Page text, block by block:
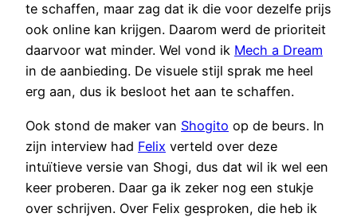
te schaffen, maar zag dat ik die voor dezelfe prijs
ook online kan krijgen. Daarom werd de prioriteit
daarvoor wat minder. Wel vond ik Mech a Dream
in de aanbieding. De visuele stijl sprak me heel
erg aan, dus ik besloot het aan te schaffen.
Ook stond de maker van Shogito op de beurs. In
zijn interview had Felix verteld over deze
intuïtieve versie van Shogi, dus dat wil ik wel een
keer proberen. Daar ga ik zeker nog een stukje
over schrijven. Over Felix gesproken, die heb ik